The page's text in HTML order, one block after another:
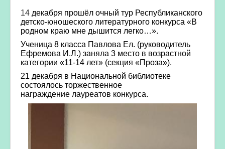
14 декабря прошёл очный тур Республиканского
детско-юношеского литературного конкурса «В
родном краю мне дышится легко…».
Ученица 8 класса Павлова Ел. (руководитель
Ефремова И.Л.) заняла 3 место в возрастной
категории «11-14 лет» (секция «Проза»).
21 декабря в Национальной библиотеке
состоялось торжественное
награждение лауреатов конкурса.